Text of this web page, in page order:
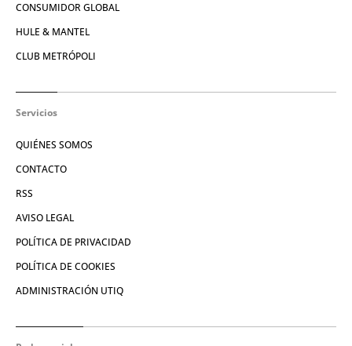
CONSUMIDOR GLOBAL
HULE & MANTEL
CLUB METRÓPOLI
Servicios
QUIÉNES SOMOS
CONTACTO
RSS
AVISO LEGAL
POLÍTICA DE PRIVACIDAD
POLÍTICA DE COOKIES
ADMINISTRACIÓN UTIQ